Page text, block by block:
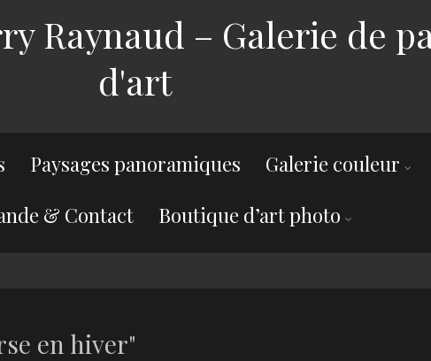
Raynaud – Galerie de
d'art
Paysages panoramiques Galerie couleur
& Contact
Boutique d’art photo
en hiver"